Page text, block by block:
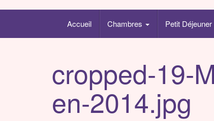
Accueil Chambres Petit Déjeuner
cropped-19-
en-2014.jpg